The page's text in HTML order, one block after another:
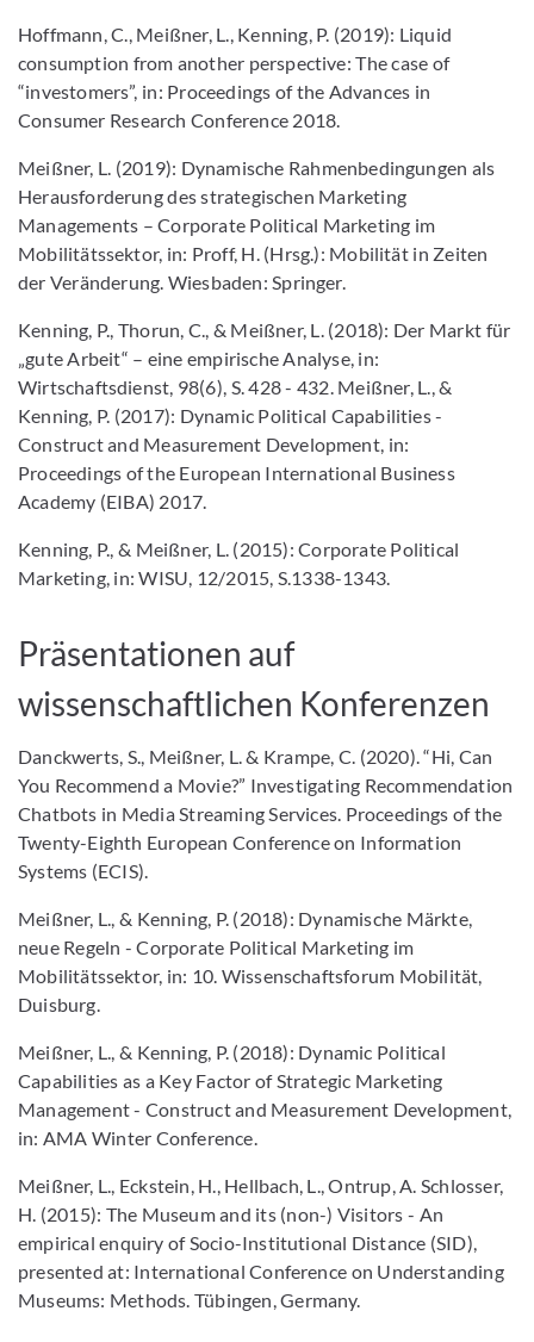
Hoffmann, C., Meißner, L., Kenning, P. (2019): Liquid
consumption from another perspective: The case of
“investomers”, in: Proceedings of the Advances in
Consumer Research Conference 2018.
Meißner, L. (2019): Dynamische Rahmenbedingungen als
Herausforderung des strategischen Marketing
Managements – Corporate Political Marketing im
Mobilitätssektor, in: Proff, H. (Hrsg.): Mobilität in Zeiten
der Veränderung. Wiesbaden: Springer.
Kenning, P., Thorun, C., & Meißner, L. (2018): Der Markt für
„gute Arbeit“ – eine empirische Analyse, in:
Wirtschaftsdienst, 98(6), S. 428 - 432. Meißner, L., &
Kenning, P. (2017): Dynamic Political Capabilities -
Construct and Measurement Development, in:
Proceedings of the European International Business
Academy (EIBA) 2017.
Kenning, P., & Meißner, L. (2015): Corporate Political
Marketing, in: WISU, 12/2015, S.1338-1343.
Präsentationen auf
wissenschaftlichen Konferenzen
Danckwerts, S., Meißner, L. & Krampe, C. (2020). “Hi, Can
You Recommend a Movie?” Investigating Recommendation
Chatbots in Media Streaming Services. Proceedings of the
Twenty-Eighth European Conference on Information
Systems (ECIS).
Meißner, L., & Kenning, P. (2018): Dynamische Märkte,
neue Regeln - Corporate Political Marketing im
Mobilitätssektor, in: 10. Wissenschaftsforum Mobilität,
Duisburg.
Meißner, L., & Kenning, P. (2018): Dynamic Political
Capabilities as a Key Factor of Strategic Marketing
Management - Construct and Measurement Development,
in: AMA Winter Conference.
Meißner, L., Eckstein, H., Hellbach, L., Ontrup, A. Schlosser,
H. (2015): The Museum and its (non-) Visitors - An
empirical enquiry of Socio-Institutional Distance (SID),
presented at: International Conference on Understanding
Museums: Methods. Tübingen, Germany.